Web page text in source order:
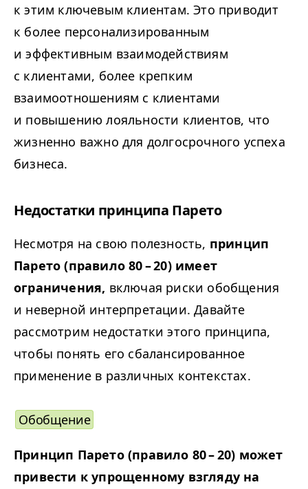
к этим ключевым клиентам. Это приводит
к более персонализированным
и эффективным взаимодействиям
с клиентами, более крепким
взаимоотношениям с клиентами
и повышению лояльности клиентов, что
жизненно важно для долгосрочного успеха
бизнеса.
Недостатки принципа Парето
Несмотря на свою полезность, принцип
Парето (правило 80 – 20) имеет
ограничения, включая риски обобщения
и неверной интерпретации. Давайте
рассмотрим недостатки этого принципа,
чтобы понять его сбалансированное
применение в различных контекстах.
Обобщение
Принцип Парето (правило 80 – 20) может
привести к упрощенному взгляду на